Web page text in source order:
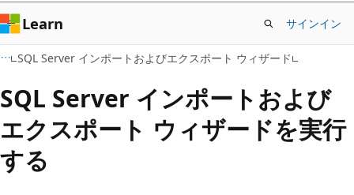
ッ
プ
Learn サインイン
SQL Server インポートおよびエクスポート ウィザード
SQL Server インポートおよび
エクスポート ウィザードを実行
する